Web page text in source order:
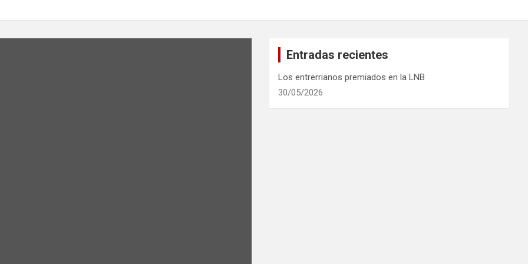
Entradas recientes
Los entrerrianos premiados en la LNB
30/05/2026